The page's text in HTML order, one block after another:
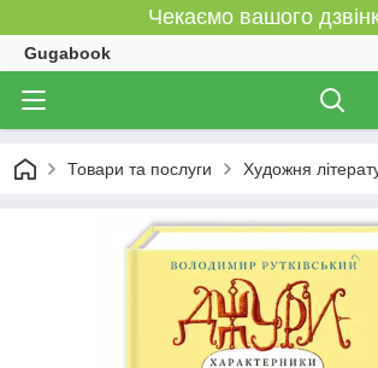
Чекаємо вашого
Gugabook
Товари та послуги Художня